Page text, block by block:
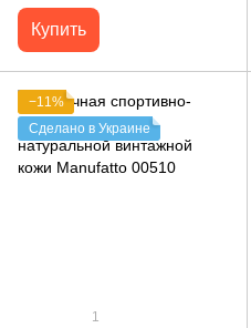
Купить
−11%
Сделано в Украине
1